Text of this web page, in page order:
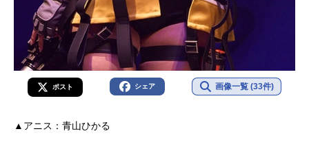
ポスト シェア 画像一覧 (33件)
▲アニス：青山ひかる